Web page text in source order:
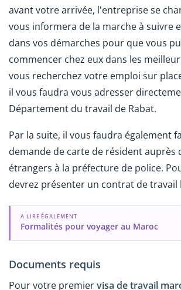
avant votre arrivée, l'entreprise se
vous informera de la marche à suivre
dans vos démarches pour que vous
commencer chez eux dans les
vous recherchez votre emploi sur
il vous faudra vous adresser
Département du travail de Rabat.
Par la suite, il vous faudra également
demande de carte de résident auprès
étrangers à la préfecture de police.
devrez présenter un contrat de travail
A LIRE ÉGALEMENT
Formalités pour voyager au Maroc
Documents requis
Pour votre premiervisa de travail